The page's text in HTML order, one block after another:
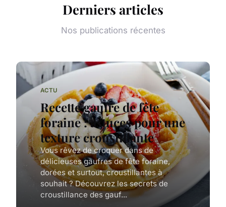
Derniers articles
Nos publications récentes
ACTU
Recette gaufre de fête
foraine : astuces pour une
texture croustillante
Vous rêvez de croquer dans de
délicieuses gaufres de fête foraine,
dorées et surtout, croustillantes à
souhait ? Découvrez les secrets de
croustillance des gauf...